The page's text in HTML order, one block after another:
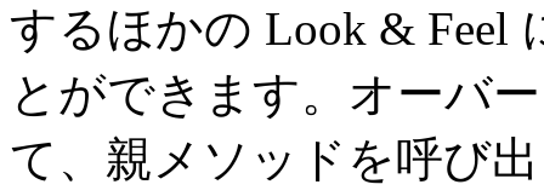
するほかの Look & Feel
とができます。オーバ
て、親メソッドを呼び